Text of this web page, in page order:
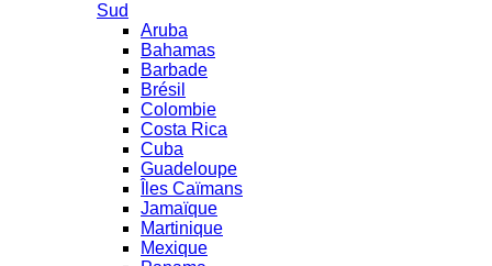
Sud
Aruba
Bahamas
Barbade
Brésil
Colombie
Costa Rica
Cuba
Guadeloupe
Îles Caïmans
Jamaïque
Martinique
Mexique